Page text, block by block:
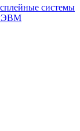
системы
ЭВМ